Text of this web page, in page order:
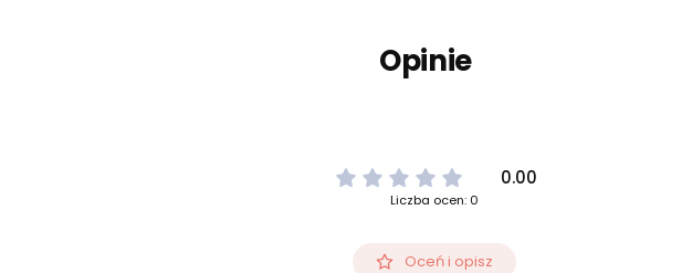
Opinie
0.00
Liczba ocen: 0
Oceń i opisz